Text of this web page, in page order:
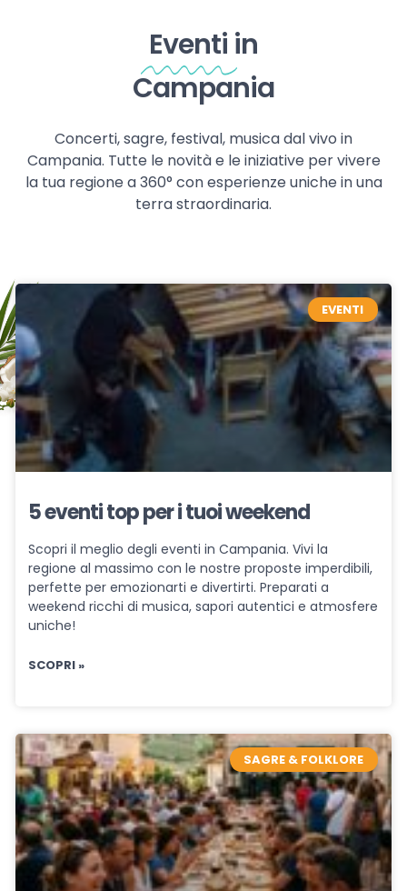
Eventi in
Campania
Concerti, sagre, festival, musica dal vivo in
Campania. Tutte le novità e le iniziative per vivere
la tua regione a 360° con esperienze uniche in una
terra straordinaria.
EVENTI
5 eventi top per i tuoi weekend
Scopri il meglio degli eventi in Campania. Vivi la
regione al massimo con le nostre proposte imperdibili,
perfette per emozionarti e divertirti. Preparati a
weekend ricchi di musica, sapori autentici e atmosfere
uniche!
SCOPRI »
SAGRE & FOLKLORE